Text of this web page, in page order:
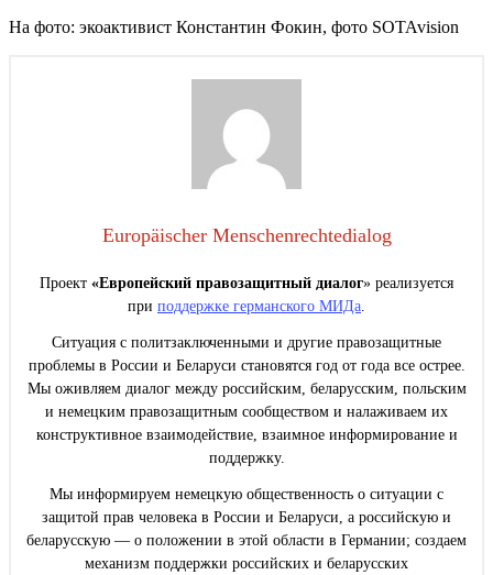
На фото: экоактивист Константин Фокин, фото SOTAvision
Europäischer Menschenrechtedialog
Проект «Европейский правозащитный диалог» реализуется
при поддержке германского МИДа
Ситуация с политзаключенными и другие правозащитные
проблемы в России и Беларуси становятся год от года все острее.
Мы оживляем диалог между российским, беларусским, польским
и немецким правозащитным сообществом и налаживаем их
конструктивное взаимодействие, взаимное информирование и
поддержку.
Мы информируем немецкую общественность о ситуации с
защитой прав человека в России и Беларуси, а российскую и
беларусскую — о положении в этой области в Германии; создаем
механизм поддержки российских и беларусских